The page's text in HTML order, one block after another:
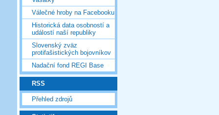
Válečné hroby na Facebooku
Historická data osobností a
událostí naší republiky
Slovenský zväz
protifašistických bojovníkov
Nadační fond REGI Base
RSS
Přehled zdrojů